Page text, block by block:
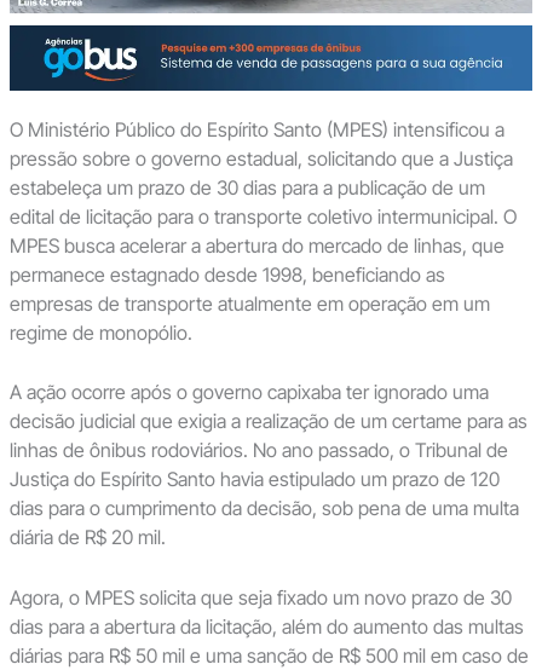
O Ministério Público do Espírito Santo (MPES) intensificou a
pressão sobre o governo estadual, solicitando que a Justiça
estabeleça um prazo de 30 dias para a publicação de um
edital de licitação para o transporte coletivo intermunicipal. O
MPES busca acelerar a abertura do mercado de linhas, que
permanece estagnado desde 1998, beneficiando as
empresas de transporte atualmente em operação em um
regime de monopólio.
A ação ocorre após o governo capixaba ter ignorado uma
decisão judicial que exigia a realização de um certame para as
linhas de ônibus rodoviários. No ano passado, o Tribunal de
Justiça do Espírito Santo havia estipulado um prazo de 120
dias para o cumprimento da decisão, sob pena de uma multa
diária de R$ 20 mil.
Agora, o MPES solicita que seja fixado um novo prazo de 30
dias para a abertura da licitação, além do aumento das multas
diárias para R$ 50 mil e uma sanção de R$ 500 mil em caso de